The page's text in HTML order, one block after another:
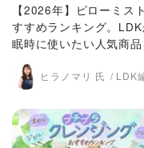
【2026年】ピローミス
すすめランキング。
眠時に使いたい人気商品
ロと比較
ヒラノマリ 氏 LDK